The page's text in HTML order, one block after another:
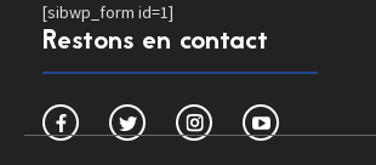
[sibwp_form id=1]
Restons en contact